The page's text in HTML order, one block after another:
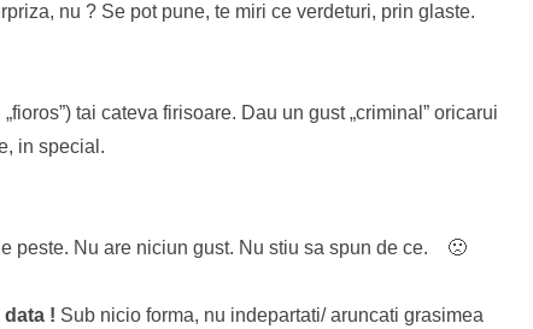
nu ? Se pot pune, te miri ce verdeturi, prin glaste.
tai cateva firisoare. Dau un gust „criminal” oricarui
in special.
peste. Nu are niciun gust. Nu stiu sa spun de ce. 🙁
! Sub nicio forma, nu indepartati/ aruncati grasimea